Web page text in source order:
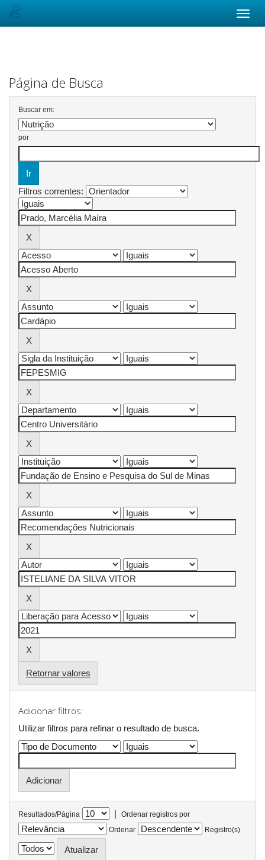
Página de Busca
Buscar em:
por
Filtros correntes:
Retornar valores
Adicionar filtros:
Utilizar filtros para refinar o resultado de busca.
Resultados/Página |
Ordenar registros por
Ordenar
Registro(s)